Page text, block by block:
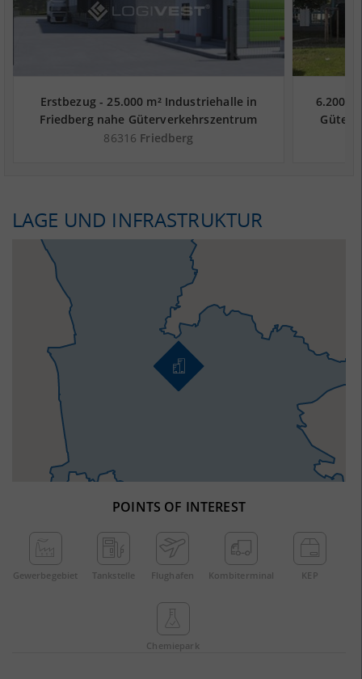
Erstbezug - 25.000 m² Industriehalle in
Friedberg nahe Güterverkehrszentrum
DUSS-Terminal Augsburg-Oberhausen -
86316 Friedberg
6.200
LAGE UND INFRASTRUKTUR
POINTS OF INTEREST
Gewerbe­gebiet Tankstelle Flughafen Kombi­terminal KEP
Chemie­park